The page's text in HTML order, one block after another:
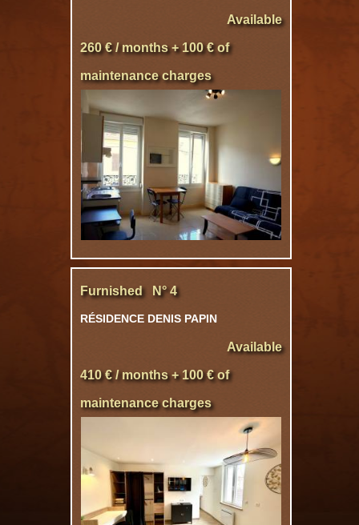
Available
260 € / months + 100 € of
maintenance charges
Furnished N° 4
RÉSIDENCE DENIS PAPIN
Available
410 € / months + 100 € of
maintenance charges